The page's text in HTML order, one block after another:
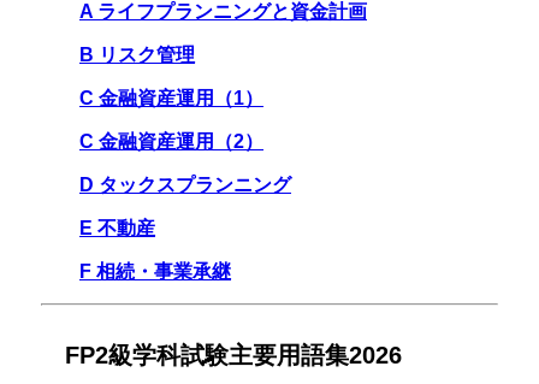
A ライフプランニングと資金計画
B リスク管理
C 金融資産運用（1）
C 金融資産運用（2）
D タックスプランニング
E 不動産
F 相続・事業承継
FP2級学科試験主要用語集2026